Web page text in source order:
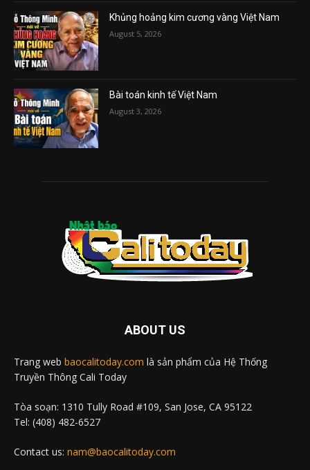
Khủng hoảng kim cương vàng Việt Nam
August 5, 2026
Bài toán kinh tế Việt Nam
August 3, 2026
ABOUT US
Trang web baocalitoday.com là sản phẩm của Hệ Thống
Truyền Thông Cali Today
Tòa soạn: 1310 Tully Road #109, San Jose, CA 95122
Tel: (408) 482-6527
Contact us: nam@baocalitoday.com